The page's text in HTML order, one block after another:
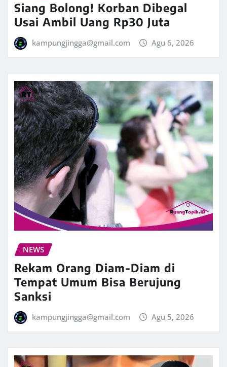
Siang Bolong! Korban Dibegal
Usai Ambil Uang Rp30 Juta
kampungjingga@gmail.com Agu 6, 2026
NEWS
Rekam Orang Diam-Diam di
Tempat Umum Bisa Berujung
Sanksi
kampungjingga@gmail.com Agu 5, 2026